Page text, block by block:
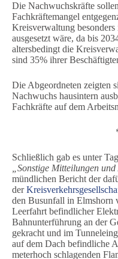
Die Nachwuchskräfte
Fachkräftemangel
Kreisverwaltung besonders
ausgesetzt wäre, da bis
altersbedingt die
sind 35% ihrer
Die Abgeordneten zeigten
Nachwuchs hausintern
Fachkräfte auf dem
Schließlich gab es unter
„Sonstige Mitteilungen
mündlichen Bericht der
der
den Busunfall in Elmshorn
Leerfahrt befindlicher
Bahnunterführung an der
gekracht und im
auf dem Dach befindliche
meterhoch schlagenden